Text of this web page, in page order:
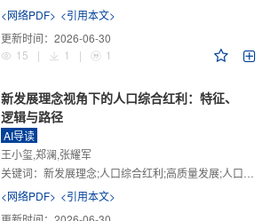
<网络PDF> <引用本文>
更新时间： 2026-06-30
15
| 1 | 1
新发展理念视角下的人口综合红利：特征、
逻辑与路径
AI导读
王小玺,郑澜,张耀军
关键词： 新发展理念;人口综合红利;高质量发展;人口政策;中国式现代化
<网络PDF> <引用本文>